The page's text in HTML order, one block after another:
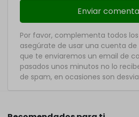
Por favor, complementa todos
asegúrate de usar una cuenta de
que te enviaremos un email de
pasados unos minutos no lo
de spam, en ocasiones son